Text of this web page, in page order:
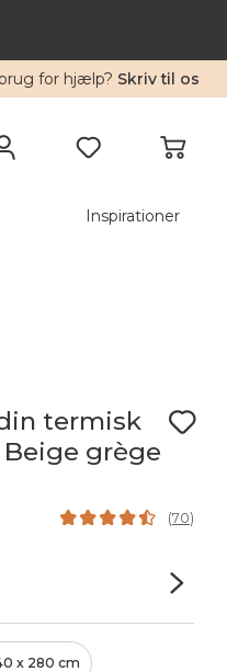
for hjælp? Skriv til os
Inspirationer
termisk
Beige grège
(70)
x 280 cm